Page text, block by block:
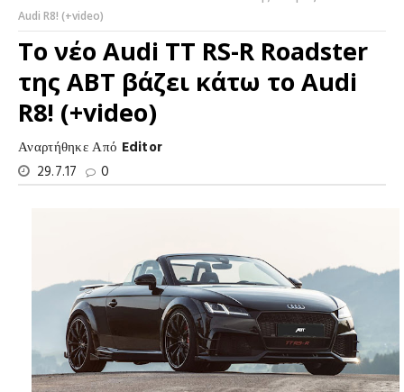
Audi R8! (+video)
Το νέο Audi TT RS-R Roadster
της ABT βάζει κάτω το Audi
R8! (+video)
Αναρτήθηκε Από Editor
29.7.17
0